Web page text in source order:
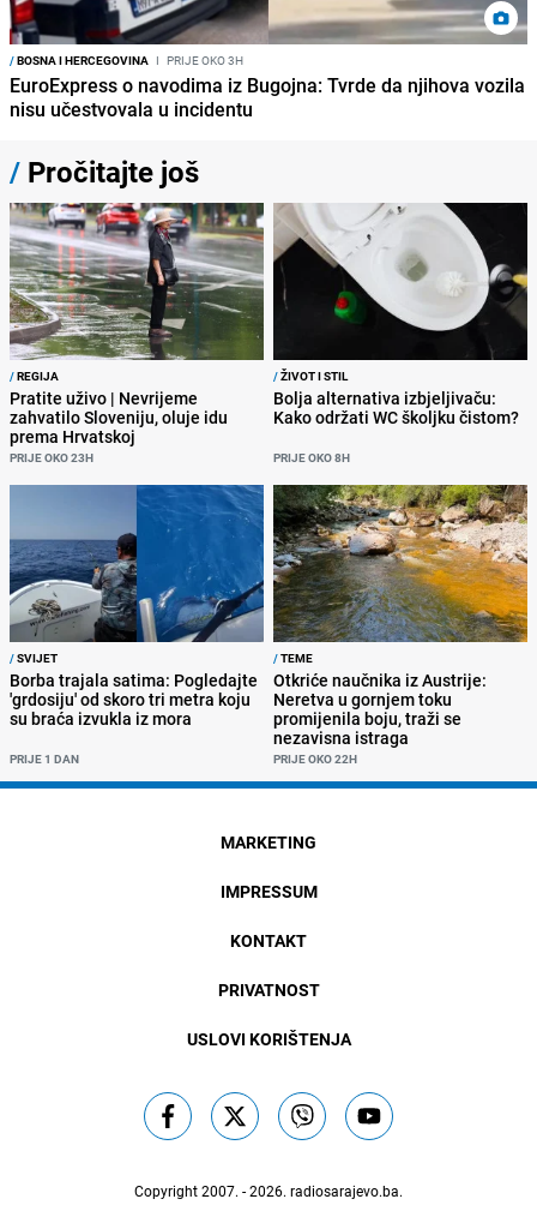
/BOSNA I HERCEGOVINA I PRIJE OKO 3H
EuroExpress o navodima iz Bugojna: Tvrde da njihova vozila
nisu učestvovala u incidentu
/ Pročitajte još
/REGIJA
Pratite uživo | Nevrijeme
zahvatilo Sloveniju, oluje idu
prema Hrvatskoj
PRIJE OKO 23H
/ŽIVOT I STIL
Bolja alternativa izbjeljivaču:
Kako održati WC školjku čistom?
PRIJE OKO 8H
/SVIJET
Borba trajala satima: Pogledajte
'grdosiju' od skoro tri metra koju
su braća izvukla iz mora
PRIJE 1 DAN
/TEME
Otkriće naučnika iz Austrije:
Neretva u gornjem toku
promijenila boju, traži se
nezavisna istraga
PRIJE OKO 22H
MARKETING
IMPRESSUM
KONTAKT
PRIVATNOST
USLOVI KORIŠTENJA
Copyright 2007. - 2026. radiosarajevo.ba.